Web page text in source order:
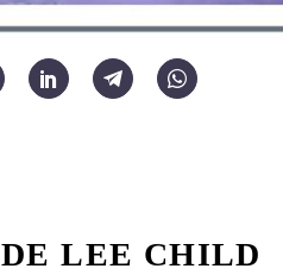
DE LEE CHILD